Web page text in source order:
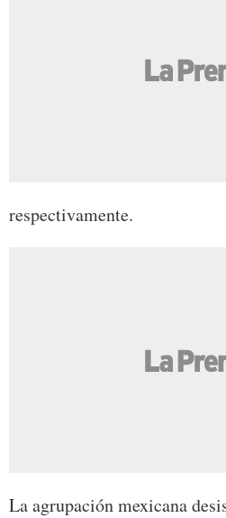
respectivamente.
La agrupación mexicana